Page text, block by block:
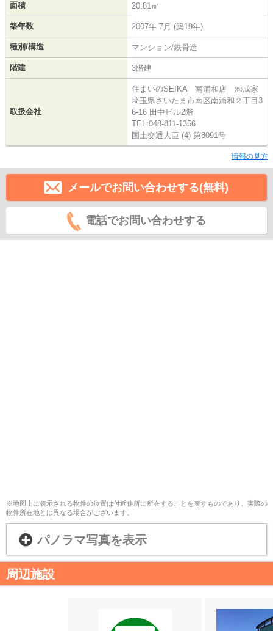
面積 20.81㎡
築年数 2007年 7月 (築19年)
種別/構造 マンション/鉄骨造
階建 3階建
取扱会社
住まいのSEIKA 南浦和店 ㈱成家
埼玉県さいたま市南区南浦和２丁目3
6-16 田中ビル2階
TEL:048-811-1356
国土交通大臣 (4) 第8091号
情報の見方
メールでお問い合わせする(無料)
電話でお問い合わせする
※地図上に表示される物件の位置は付近住所に所在することを表すものであり、実際の
物件所在地とは異なる場合がございます。
パノラマ写真を表示
周辺施設